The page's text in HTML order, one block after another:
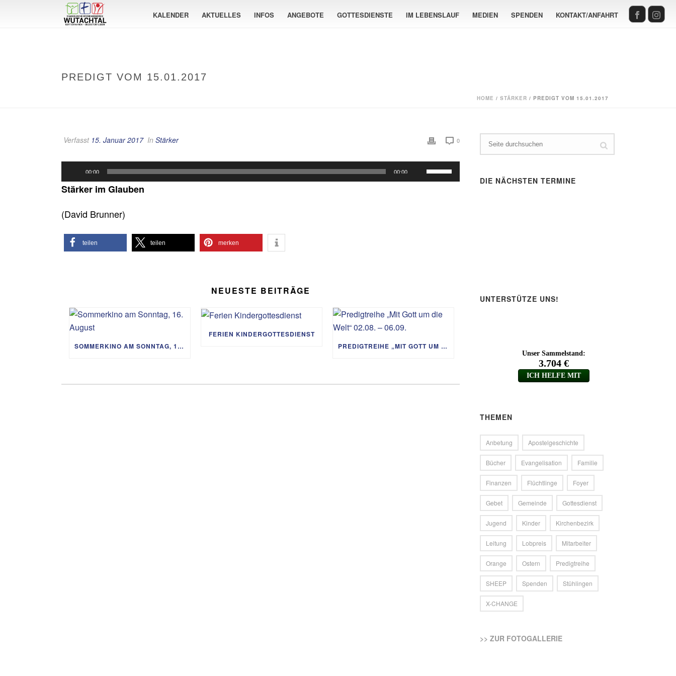
KALENDER AKTUELLES INFOS ANGEBOTE GOTTESDIENSTE IM LEBENSLAUF MEDIEN SPENDEN KONTAKT/ANFAHRT
PREDIGT VOM 15.01.2017
HOME / STÄRKER / PREDIGT VOM 15.01.2017
Verfasst 15. Januar 2017 In Stärker 0
Player
00:00 00:00
Hoch/Runter
Stärker im Glauben
(David Brunner)
teilen teilen merken
NEUESTE BEITRÄGE
SOMMERKINO AM SONNTAG, 16. AUGUST
FERIEN KINDERGOTTESDIENST
PREDIGTREIHE „MIT GOTT UM DIE WELT“ 02.08. – 06.09.
DIE NÄCHSTEN TERMINE
UNTERSTÜTZE UNS!
THEMEN
Anbetung Apostelgeschichte
Bücher Evangelisation Familie
Finanzen Flüchtlinge Foyer
Gebet Gemeinde Gottesdienst
Jugend Kinder Kirchenbezirk
Leitung Lobpreis Mitarbeiter
Orange Ostern Predigtreihe
SHEEP Spenden Stühlingen
X-CHANGE
>> ZUR FOTOGALLERIE